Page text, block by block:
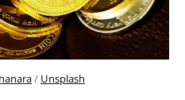
/ Unsplash